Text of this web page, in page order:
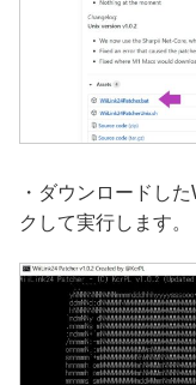
・ダウンロードし
クして実行します。